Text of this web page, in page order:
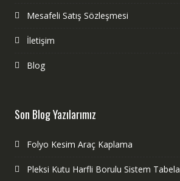
Mesafeli Satış Sözleşmesi
İletişim
Blog
Son Blog Yazılarımız
Folyo Kesim Araç Kaplama
Pleksi Kutu Harfli Borulu Sistem Tabela